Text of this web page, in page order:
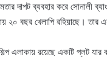
দাপট ব্যবহার করে সোনালী
২০ বছর খেলাপি রহিয়াছে। তার
এলাকায় রয়েছে একটি প্লট যার